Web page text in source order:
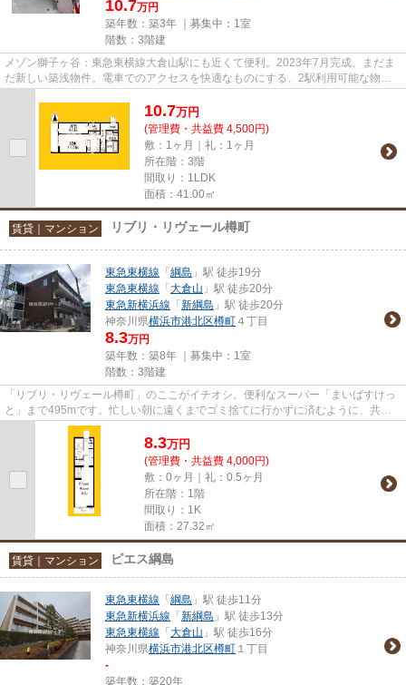
10.7万円
築年数：築3年 ｜募集中： 1室
階数：3階建
メゾン獅子ヶ谷：東急東横線大倉山駅にも近くて便利。2023年7月完成、まだま
だ新しい築浅物件。電車でのアクセスを快適なものにする、2駅利用可能な物件
10.7万円
(管理費・共益費 4,500円)
敷：1ヶ月｜礼：1ヶ月
所在階：3階
間取り：1LDK
面積：41.00㎡
賃貸｜マンション リブリ・リヴェール樽町
東急東横線 「 綱島 」駅 徒歩19分
東急東横線 「 大倉山 」駅 徒歩20分
東急新横浜線 「 新綱島 」駅 徒歩20分
神奈川県横浜市港北区樽町 ４丁目
8.3万円
築年数：築8年 ｜募集中： 1室
階数：3階建
「リブリ・リヴェール樽町」のここがイチオシ。便利なスーパー「まいばすけっ
と」まで495mです。忙しい朝に遠くまでゴミ捨てに行かずに済むように、共用
部にゴミ置き場が付いています...
8.3万円
(管理費・共益費 4,000円)
敷：0ヶ月｜礼：0.5ヶ月
所在階：1階
間取り：1K
面積：27.32㎡
賃貸｜マンション ピエス綱島
東急東横線 「 綱島 」駅 徒歩11分
東急新横浜線 「 新綱島 」駅 徒歩13分
東急東横線 「 大倉山 」駅 徒歩16分
神奈川県横浜市港北区樽町 １丁目
-
築年数：築20年